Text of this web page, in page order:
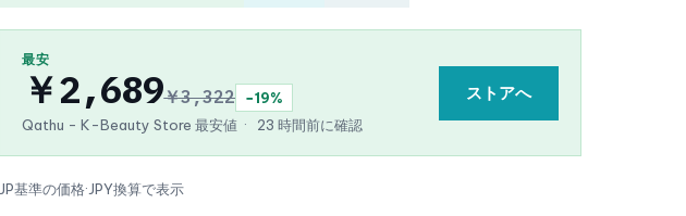
最安
￥2,689￥3,322
−19%
Qathu - K-Beauty Store 最安値 · 23 時間前に確認
ストアへ
JP基準の価格·JPY換算で表示